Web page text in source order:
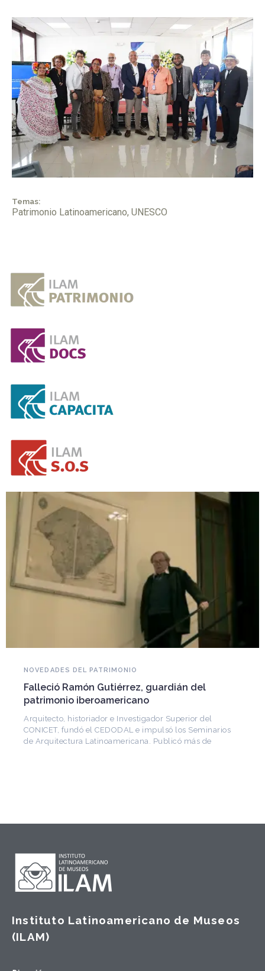
Temas:
Patrimonio Latinoamericano, UNESCO
NOVEDADES DEL PATRIMONIO
Falleció Ramón Gutiérrez, guardián del
patrimonio iberoamericano
Arquitecto, historiador e Investigador Superior del
CONICET, fundó el CEDODAL e impulsó los Seminarios
de Arquitectura Latinoamericana. Publicó más de
Instituto Latinoamericano de Museos
(ILAM)